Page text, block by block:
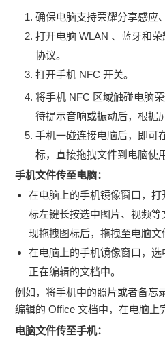
确保电脑支持荣耀分享感应
打开电脑 WLAN 、蓝牙和
协议。
打开手机 NFC 开关。
将手机 NFC 区域触碰电脑
待提示音响或振动后，根据
手机一碰连接电脑后，即可
标，直接拖拽文件到电脑使
手机文件传至电脑：
在电脑上的手机镜像窗口，
标左键长按选中图片、视频
现拖拽图标后，拖拽至电脑文
在电脑上的手机镜像窗口，
正在编辑的文档中。
例如，将手机中的照片或者备忘
编辑的 Office 文档中，在电脑上
电脑文件传至手机：